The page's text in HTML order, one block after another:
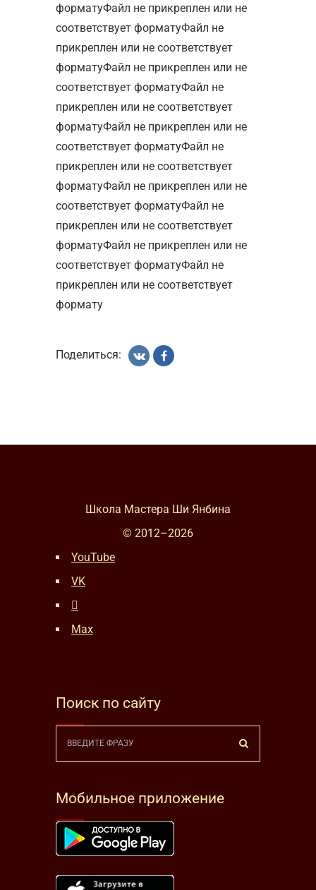
форматуФайл не прикреплен или не
соответствует форматуФайл не
прикреплен или не соответствует
форматуФайл не прикреплен или не
соответствует форматуФайл не
прикреплен или не соответствует
форматуФайл не прикреплен или не
соответствует форматуФайл не
прикреплен или не соответствует
форматуФайл не прикреплен или не
соответствует форматуФайл не
прикреплен или не соответствует
форматуФайл не прикреплен или не
соответствует форматуФайл не
прикреплен или не соответствует
формату
Поделиться:
Школа Мастера Ши Янбина
© 2012–2026
YouTube
VK
Max
Поиск по сайту
Мобильное приложение